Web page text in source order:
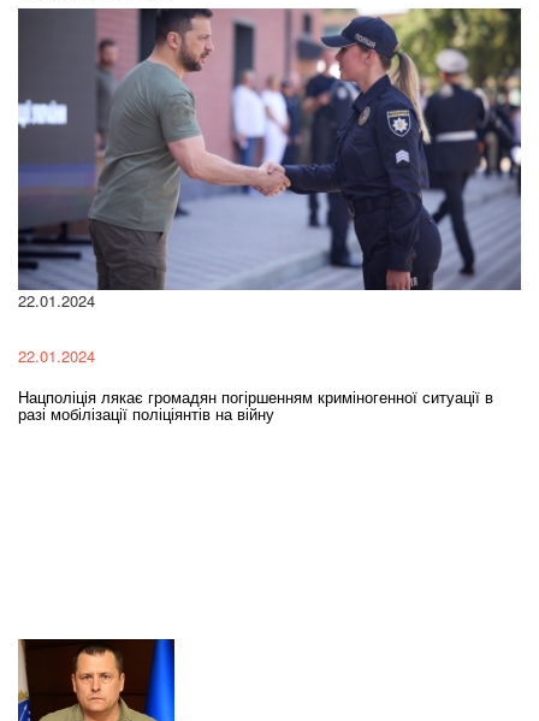
22.01.2024
22.01.2024
Нацполіція лякає громадян погіршенням криміногенної ситуації в
разі мобілізації поліціянтів на війну